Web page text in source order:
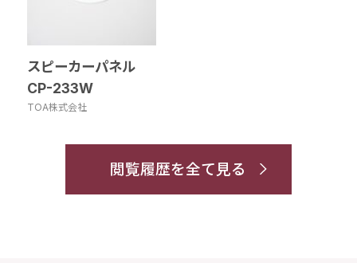
スピーカーパネル
CP-233W
TOA株式会社
閲覧履歴を全て見る